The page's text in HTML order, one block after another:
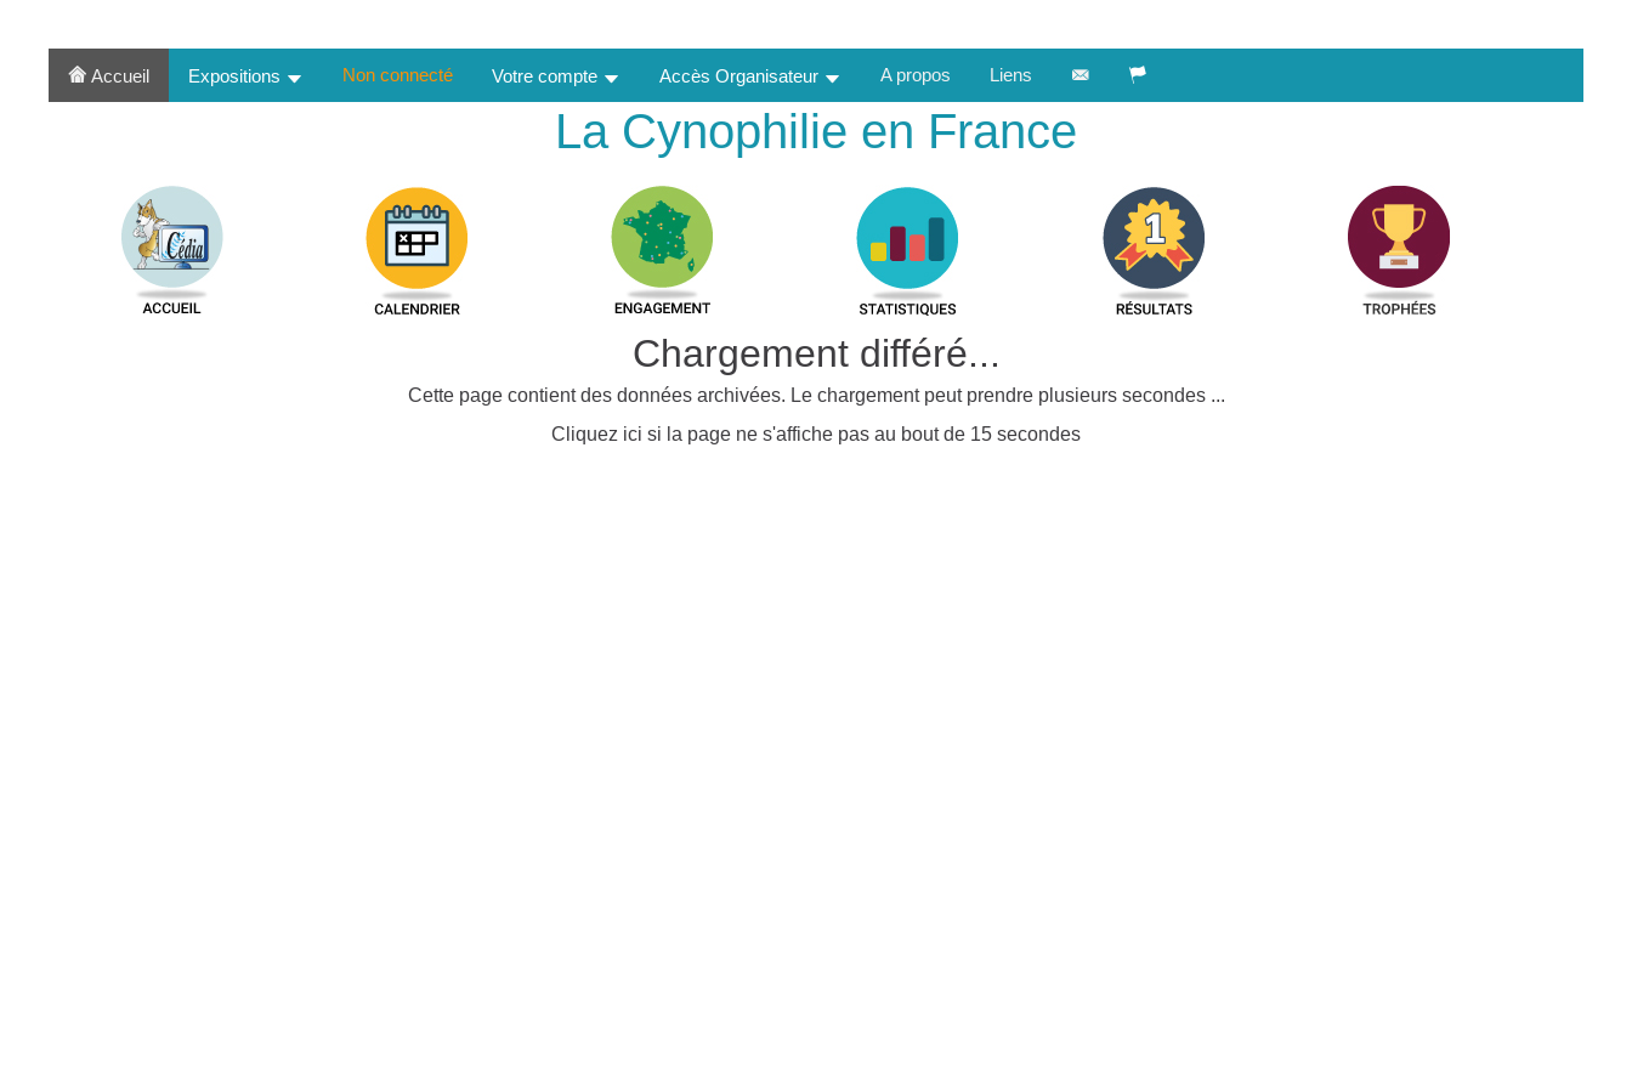
Accueil Expositions Non connecté Votre compte Accès Organisateur A propos Liens
La Cynophilie en France
Chargement différé...
Cette page contient des données archivées. Le chargement peut prendre plusieurs secondes ...
Cliquez ici si la page ne s'affiche pas au bout de 15 secondes